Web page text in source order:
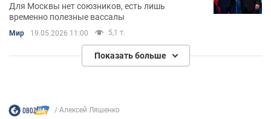
Для Москвы нет союзников, есть лишь
временно полезные вассалы
Мир 19.05.2026 11:00 5,1 т.
Показать больше
Алексей Ляшенко